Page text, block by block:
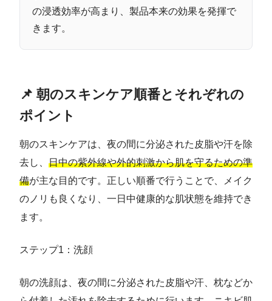
の浸透効率が高まり、製品本来の効果を発揮で
きます。
📌 朝のスキンケア順番とそれぞれの
ポイント
朝のスキンケアは、夜の間に分泌された皮脂や汗を除
去し、 日中の紫外線や外的刺激から肌を守るための準
備が主な目的です。正しい順番で行うことで、メイク
のノリも良くなり、一日中健康的な肌状態を維持でき
ます。
ステップ1：洗顔
朝の洗顔は、夜の間に分泌された皮脂や汗、枕などか